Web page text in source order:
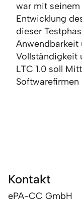
war mit seinem
Entwicklung
dieser
Vollständigkeit
LTC 1.0 soll
Softwarefirmen
Kontakt
ePA-CC GmbH